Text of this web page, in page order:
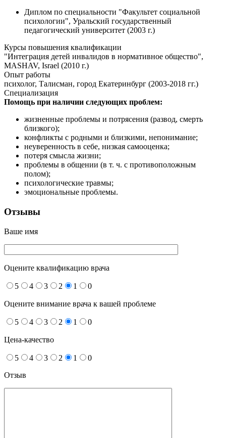
Диплом по специальности "Факультет социальной
психологии", Уральский государственный
педагогический университет (2003 г.)
Курсы повышения квалификации
"Интеграция детей инвалидов в нормативное общество",
MASHAV, Israel (2010 г.)
Опыт работы
психолог, Талисман, город Екатеринбург (2003-2018 гг.)
Специализация
Помощь при наличии следующих проблем:
жизненные проблемы и потрясения (развод, смерть
близкого);
конфликты с родными и близкими, непонимание;
неуверенность в себе, низкая самооценка;
потеря смысла жизни;
проблемы в общении (в т. ч. с противоположным
полом);
психологические травмы;
эмоциональные проблемы.
Отзывы
Ваше имя
Оцените квалификацию врача
5 4 3 2 1 0
Оцените внимание врача к вашей проблеме
5 4 3 2 1 0
Цена-качество
5 4 3 2 1
0
Отзыв